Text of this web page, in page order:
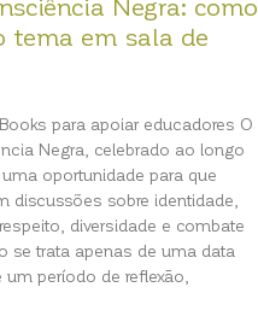
tema em sala de
para apoiar educadores O
Negra, celebrado ao longo
oportunidade para que
discussões sobre identidade,
diversidade e combate
se trata apenas de uma data
período de reflexão,